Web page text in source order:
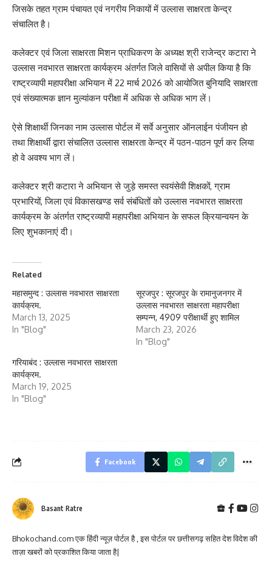
जिसके तहत ग्राम पंचायत एवं नगरीय निकायों में उल्लास साक्षरता केन्द्र
संचालित है।
कलेक्टर एवं जिला साक्षरता मिशन प्राधिकरण के अध्यक्ष श्री राजेन्द्र कटारा ने
उल्लास नवभारत साक्षरता कार्यक्रम अंतर्गत जिले वासियों से अपील किया है कि
राष्ट्रव्यापी महापरीक्षा अभियान में 22 मार्च 2026 को आयोजित बुनियादि साक्षरता
एवं संख्यात्मक ज्ञान मुल्यांकन परीक्षा में अधिक से अधिक भाग लें।
ऐसे शिक्षार्थी जिनका नाम उल्लास पोर्टल में सर्वे अनुसार ऑनलाईन पंजीयन हो
तथा शिक्षार्थी द्वारा संचालित उल्लास साक्षरता केन्द्र में पठन-पाठन पूर्ण कर लिया
हो वे अवश्य भाग लें।
कलेक्टर श्री कटारा ने अभियान से जुड़े समस्त स्वयंसेवी शिक्षकों, ग्राम
प्रभारियों, जिला एवं विकासखण्ड सर्व संबंधितों को उल्लास नवभारत साक्षरता
कार्यक्रम के अंतर्गत राष्ट्रव्यापी महापरीक्षा अभियान के सफल क्रियान्वयन के
लिए शुभकानाएं दी।
Related
महासमुन्द : उल्लास नवभारत साक्षरता
कार्यक्रम.
March 13, 2025
In "Blog"
सूरजपुर : सूरजपुर के रामानुजनगर में
उल्लास नवभारत साक्षरता महापरीक्षा
सम्पन्न, 4909 परीक्षार्थी हुए शामिल
March 23, 2026
In "Blog"
गरियाबंद : उल्लास नवभारत साक्षरता
कार्यक्रम.
March 19, 2025
In "Blog"
Facebook
Basant Ratre
Bhokochand.com एक हिंदी न्यूज़ पोर्टल है , इस पोर्टल पर छत्तीसगढ़ सहित देश विदेश की
ताज़ा खबरों को प्रकाशित किया जाता है|